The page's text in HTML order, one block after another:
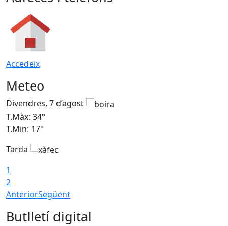
Accedeix
Meteo
Divendres, 7 d’agost
T.Màx: 34°
T.Min: 17°
Tarda
1
2
AnteriorSegüent
Butlletí digital